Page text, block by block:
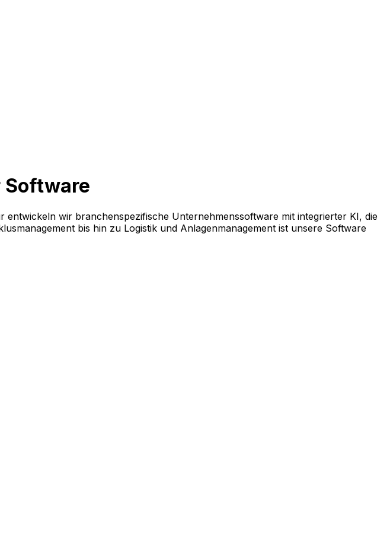
Software
wir branchenspezifische Unternehmenssoftware mit integrierter KI, die
bis hin zu Logistik und Anlagenmanagement ist unsere Software